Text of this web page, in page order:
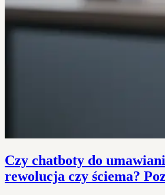
Czy chatboty do
rewolucja czy ściema?